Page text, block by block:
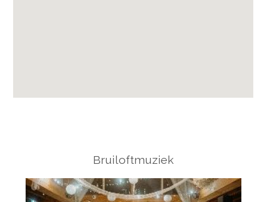
Bruiloftmuziek